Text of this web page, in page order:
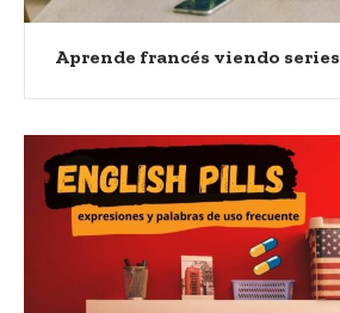
Aprende francés viendo series